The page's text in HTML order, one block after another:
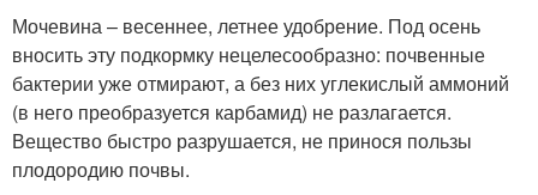
Мочевина – весеннее, летнее удобрение. Под осень
вносить эту подкормку нецелесообразно: почвенные
бактерии уже отмирают, а без них углекислый аммоний
(в него преобразуется карбамид) не разлагается.
Вещество быстро разрушается, не принося пользы
плодородию почвы.